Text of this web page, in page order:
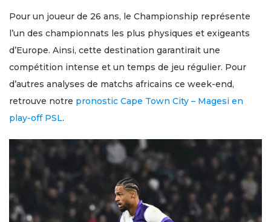
Pour un joueur de 26 ans, le Championship représente
l’un des championnats les plus physiques et exigeants
d’Europe. Ainsi, cette destination garantirait une
compétition intense et un temps de jeu régulier. Pour
d’autres analyses de matchs africains ce week-end,
retrouve notre pronostic Cape Town City – Magesi en
play-off PSL.